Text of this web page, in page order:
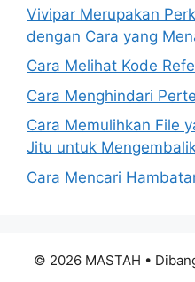
Vivipar Merupakan
dengan Cara yang
Cara Melihat Kode
Cara Menghindari
Cara Memulihkan File
Jitu untuk
Cara Mencari
© 2026 MASTAH •